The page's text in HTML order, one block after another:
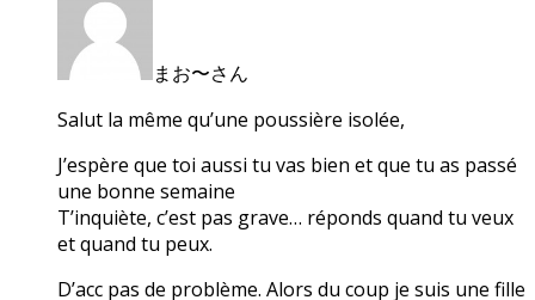
まお〜さん
Salut la même qu’une poussière isolée,
J’espère que toi aussi tu vas bien et que tu as passé
une bonne semaine
T’inquiète, c’est pas grave… réponds quand tu veux
et quand tu peux.
D’acc pas de problème. Alors du coup je suis une fille